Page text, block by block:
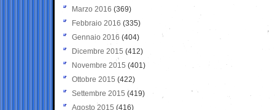
Marzo 2016 (369)
Febbraio 2016 (335)
Gennaio 2016 (404)
Dicembre 2015 (412)
Novembre 2015 (401)
Ottobre 2015 (422)
Settembre 2015 (419)
Agosto 2015 (416)